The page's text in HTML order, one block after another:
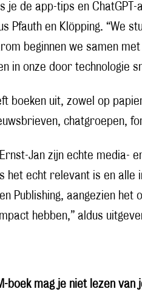
je de app-tips en
Pfauth en Klöpping. “We
beginnen we samen
in onze door technologie
boeken uit, zowel op
chatgroepen,
Jan zijn echte media-
het echt relevant is en alle
Publishing, aangezien
hebben,” aldus
boek mag je niet lezen van